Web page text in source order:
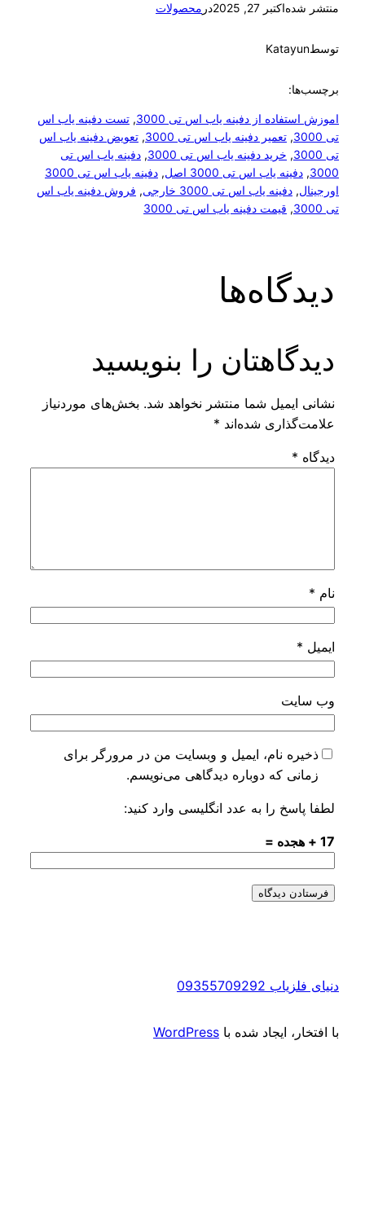
منتشر شده اکتبر 27, 2025 درمحصولات
توسطKatayun
برچسب‌ها:
اموزش استفاده از دفینه یاب اس تی 3000 , تست دفینه یاب اس
, تعمیر دفینه یاب اس تی 3000 , تعویض دفینه یاب اس
, خرید دفینه یاب اس تی 3000 , دفینه یاب اس تی
3000
, دفینه یاب اس تی 3000 اصل ,
دفینه یاب اس تی 3000
اورجینال , دفینه یاب اس تی 3000 خارجی , فروش دفینه یاب اس
, قیمت دفینه یاب اس تی 3000
دیدگاه‌ها
دیدگاهتان را بنویسید
نشانی ایمیل شما منتشر نخواهد شد. بخش‌های موردنیاز
علامت‌گذاری شده‌اند*
دیدگاه*
*
ایمیل*
وب‌ سایت
ذخیره نام، ایمیل و وبسایت من در مرورگر برای
زمانی که دوباره دیدگاهی می‌نویسم.
لطفا پاسخ را به عدد انگلیسی وارد کنید:
دنیای فلزیاب 09355709292
با افتخار، ایجاد شده باWordPress